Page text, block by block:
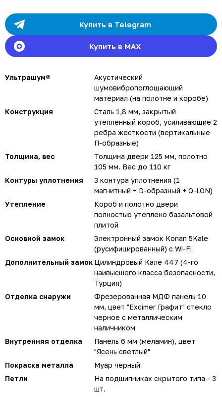
Купить в Telegram
Купить в MAX
Ультрашум®
Акустический
шумовибропоглощающий
материал (на полотне и коробе)
Конструкция
Сталь 1,8 мм, закрытый
утепленный короб, усиливающие 2
ребра жесткости (вертикальные
П-образные)
Толщина, вес
Толщина двери 125 мм, полотно
105 мм. Вес до 110 кг
Контуры уплотнения
3 контура уплотнения (1
магнитный + D-образный + Q-LON)
Утепление
Короб и полотно двери
полностью утеплено базальтовой
плитой
Основной замок
Электронный замок Konan 5Kale
(русифицированный) с Wi-Fi
Дополнительный замок Цилиндровый Кале 447 (4-го
наивысшего класса безопасности,
Турция)
Отделка снаружи
Фрезерованная МДФ панель 10
мм, цвет "Excimer Графит" стекло
черное с металлическим
наличником
Внутренняя отделка
Панель 6 мм (меламин), цвет
"Ясень светлый"
Покраска металла
Муар черный
Петли
На подшипниках скрытого типа - 3
шт.